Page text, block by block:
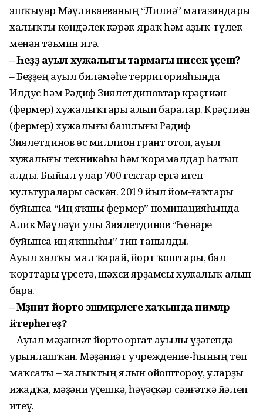
эшҡыуар Мәүликаеваның “Лилиә” магазиндары
халыҡты көндәлек кәрәк-яраҡ һәм аҙыҡ-түлек
менән тәьмин итә.
– Һеҙҙә ауыл хужалығы тармағы нисек үҫешә?
– Беҙҙең ауыл биләмәһе территорияһында
Илдус һәм Рәдиф Зиялетдиновтар крәҫтиән
(фермер) хужалыҡтары алып баралар. Крәҫтиән
(фермер) хужалығы башлығы Рәдиф
Зиялетдинов өс миллион грант отоп, ауыл
хужалығы техникаһы һәм ҡорамалдар һатып
алды. Быйыл улар 700 гектар ергә иген
культуралары сәскән. 2019 йыл йом-ғаҡтары
буйынса “Иң яҡшы фермер” номинацияһында
Алик Мәүләүи улы Зиялетдинов “Һөнәре
буйынса иң яҡшыһы” тип танылды.
Ауыл халҡы мал ҡарай, йорт ҡоштары, бал
ҡорттары үрсетә, шәхси ярҙамсы хужалыҡ алып
бара.
– Мәҙәниәт йорто эшмәкәрлеге хаҡында нимәләр
әйтерһегеҙ?
– Ауыл мәҙәниәт йорто Ҡорғат ауылы үҙәгендә
урынлашҡан. Мәҙәниәт учреждение-һының төп
маҡсаты – халыҡтың ялын ойоштороу, уларҙы
ижадҡа, мәҙәни үҫешкә, һәүәҫкәр сәнғәткә йәлеп
итеү.